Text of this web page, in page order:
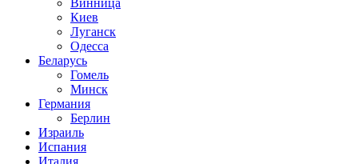
Винница
Киев
Луганск
Одесса
Беларусь
Гомель
Минск
Германия
Берлин
Израиль
Испания
Италия